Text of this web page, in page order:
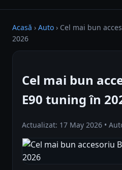
Acasă › Auto › Cel mai bun
2026
Cel mai bun
E90 tuning în
Actualizat: 17 May 2026 •